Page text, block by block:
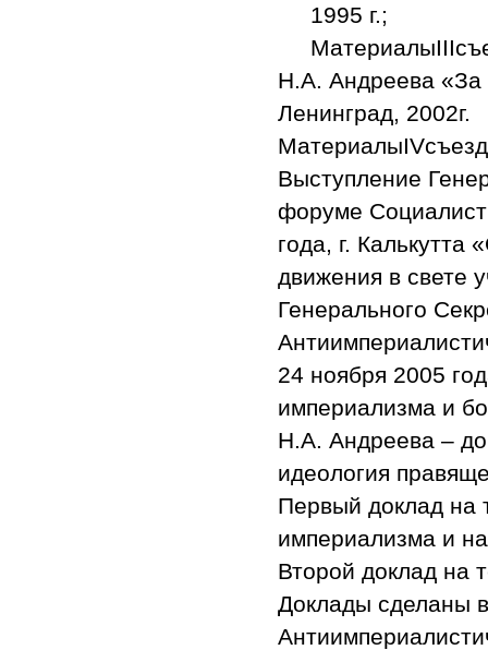
1995 г.;
МатериалыIII
Н.А. Андреева «За
Ленинград, 2002г.
МатериалыIV
Выступление
форуме
года, г. Калькутта
движения в свете
Генерального
24 ноября 2005
империализма и
Н.А. Андреева –
идеология
Первый доклад на
империализма и
Второй доклад на
Доклады сделаны